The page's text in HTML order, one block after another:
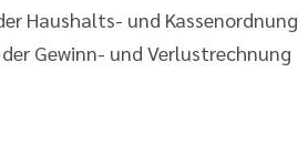
Haushalts- und Kassenordnung
Gewinn- und Verlustrechnung